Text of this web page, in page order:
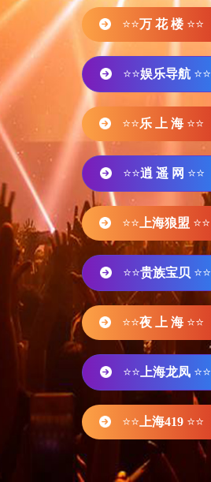
⭐⭐万 花 楼 ⭐⭐
⭐⭐娱乐导航 ⭐⭐
⭐⭐乐 上 海 ⭐⭐
⭐⭐逍 遥 网 ⭐⭐
⭐⭐ 上海狼盟 ⭐⭐
⭐⭐贵族宝贝 ⭐⭐
⭐⭐夜 上 海 ⭐⭐
⭐⭐ 上海龙凤 ⭐⭐
⭐⭐ 上海419 ⭐⭐